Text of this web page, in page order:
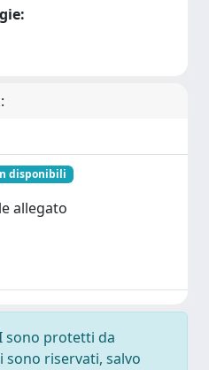
disponibili
allegato
sono protetti da
riservati, salvo